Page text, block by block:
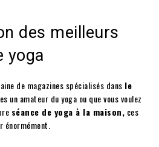
des meilleurs
yoga
de magazines spécialisés dans le
un amateur du yoga ou que vous voulez
séance de yoga à la maison, ces
énormément.